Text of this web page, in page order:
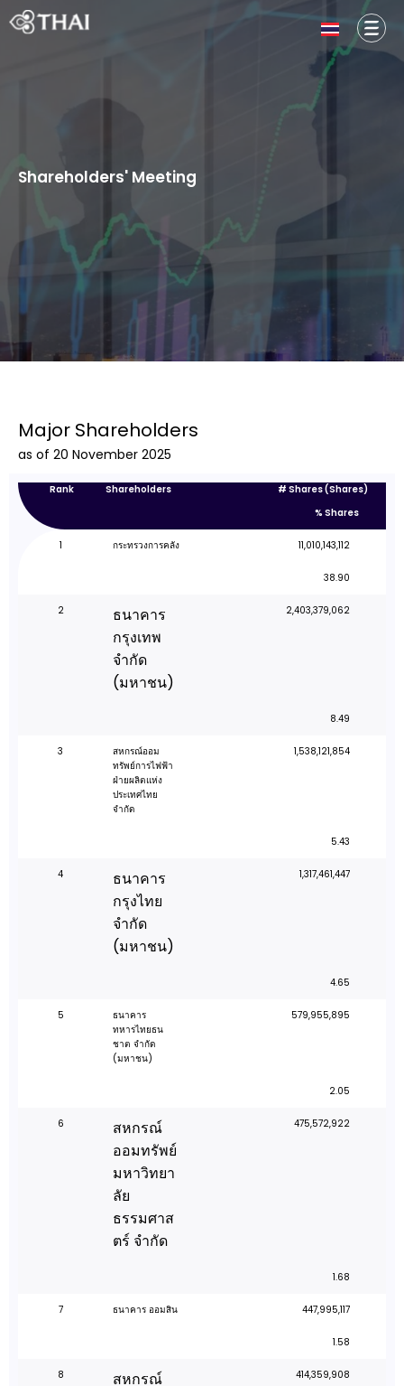
Shareholders' Meeting
Major Shareholders
as of 20 November 2025
Rank Shareholders
# Shares (Shares)
% Shares
1 กระทรวงการคลัง 11,010,143,112
38.90
2
ธนาคาร
กรุงเทพ
จำกัด
(มหาชน)
2,403,379,062
8.49
3
สหกรณ์ออม
ทรัพย์การไฟฟ้า
ฝ่ายผลิตแห่ง
ประเทศไทย
จำกัด
1,538,121,854
5.43
4
ธนาคาร
กรุงไทย
จำกัด
(มหาชน)
1,317,461,447
4.65
5
ธนาคาร
ทหารไทยธน
ชาต จำกัด
(มหาชน)
579,955,895
2.05
6
สหกรณ์
ออมทรัพย์
มหาวิทยา
ลัย
ธรรมศาส
ตร์ จำกัด
475,572,922
1.68
7 ธนาคาร ออมสิน 447,995,117
1.58
8
สหกรณ์
414,359,908